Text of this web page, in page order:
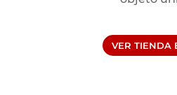
MATERIAL DE LA CAJA: -
VER TIENDA